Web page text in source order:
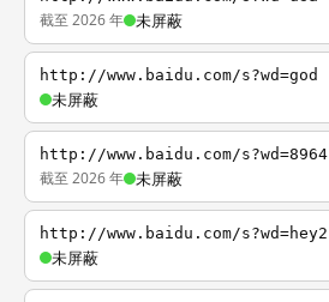
截至 2026 年 未屏蔽
http://www.baidu.com/s?wd=god
未屏蔽
http://www.baidu.com/s?wd=8964
截至 2026 年 未屏蔽
http://www.baidu.com/s?wd=hey2
未屏蔽